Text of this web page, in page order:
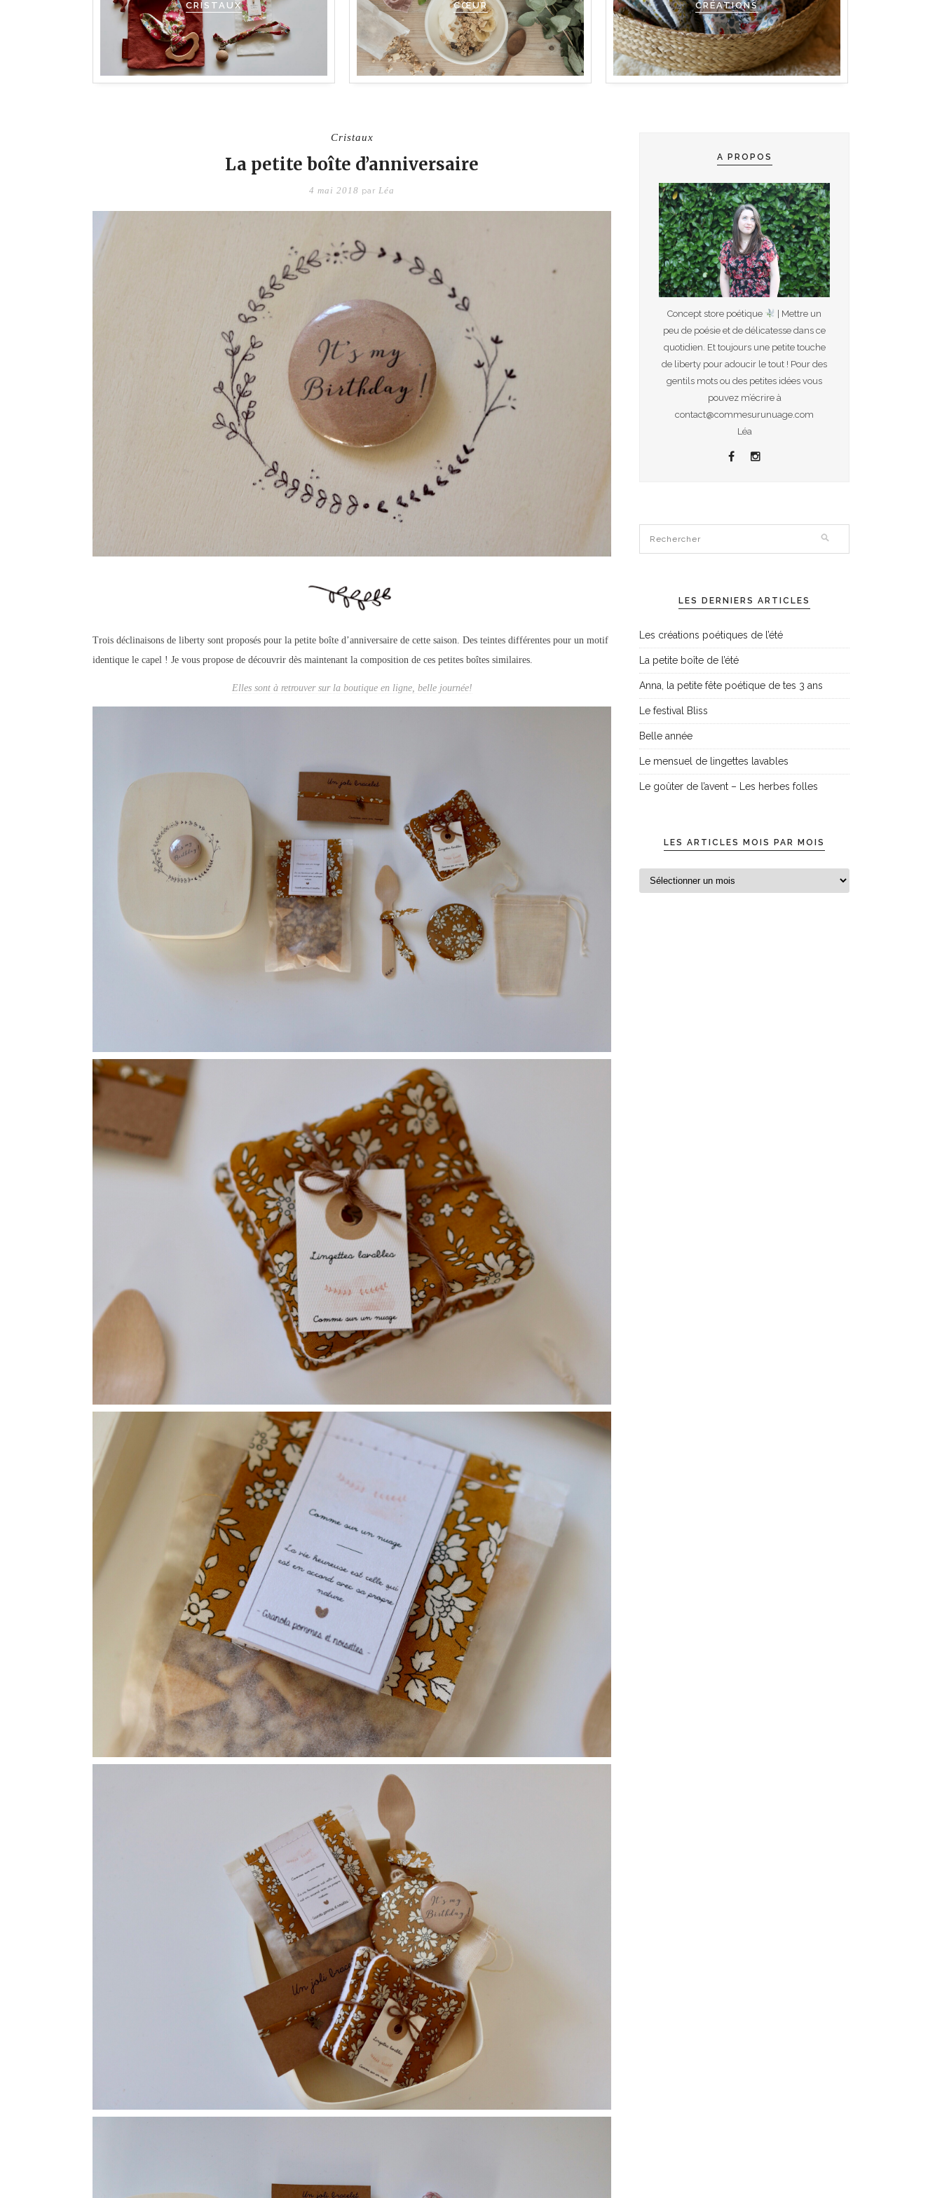
CRISTAUX CŒUR CRÉATIONS
Cristaux
La petite boîte d’anniversaire
4 mai 2018 par Léa
Trois déclinaisons de liberty sont proposés pour la petite boîte d’anniversaire de cette saison. Des teintes différentes pour un motif
identique le capel ! Je vous propose de découvrir dès maintenant la composition de ces petites boîtes similaires.
Elles sont à retrouver sur la boutique en ligne, belle journée!
A PROPOS
Concept store poétique
| Mettre un
peu de poésie et de délicatesse dans ce
quotidien. Et toujours une petite touche
de liberty pour adoucir le tout ! Pour des
gentils mots ou des petites idées vous
pouvez m’écrire à
contact@commesurunuage.com
Léa
LES DERNIERS ARTICLES
Les créations poétiques de l’été
La petite boîte de l’été
Anna, la petite fête poétique de tes 3 ans
Le festival Bliss
Belle année
Le mensuel de lingettes lavables
Le goûter de l’avent – Les herbes folles
LES ARTICLES MOIS PAR MOIS